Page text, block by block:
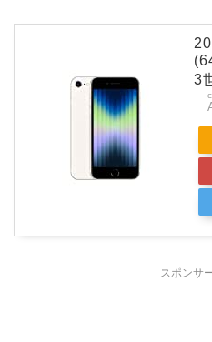
3
スポンサ